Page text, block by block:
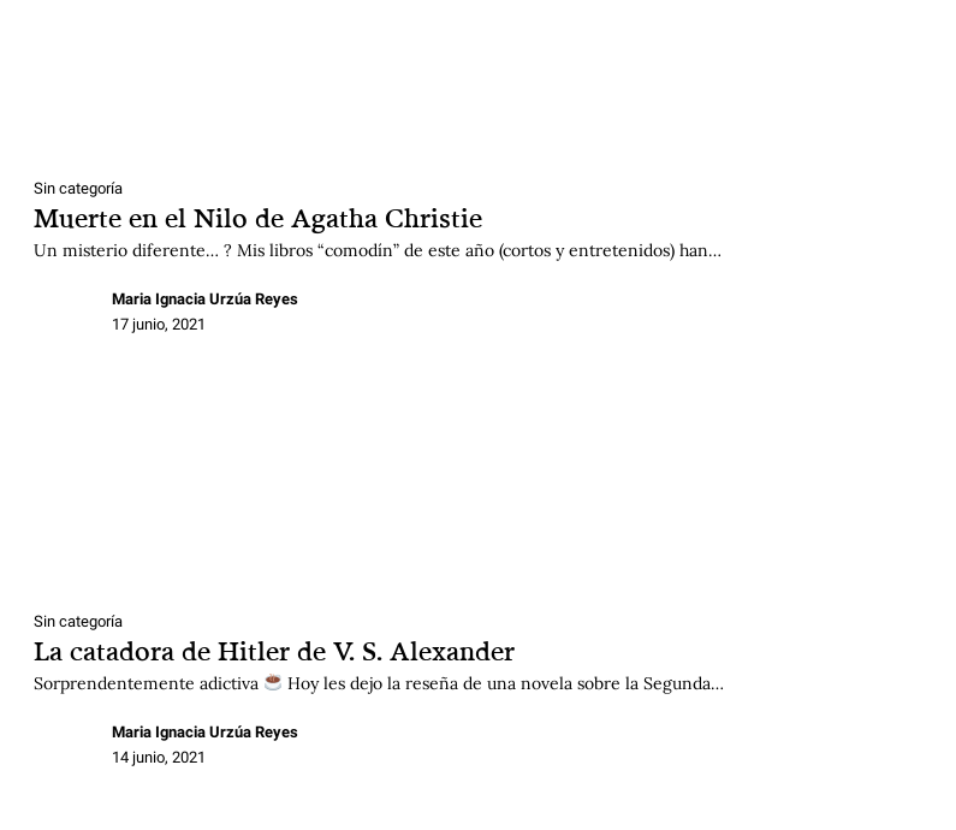
Sin categoría
Muerte en el Nilo de Agatha Christie
Un misterio diferente… ? Mis libros “comodín” de este año (cortos y entretenidos) han…
Maria Ignacia Urzúa Reyes
17 junio, 2021
Sin categoría
La catadora de Hitler de V. S. Alexander
Sorprendentemente adictiva Hoy les dejo la reseña de una novela sobre la Segunda…
Maria Ignacia Urzúa Reyes
14 junio, 2021